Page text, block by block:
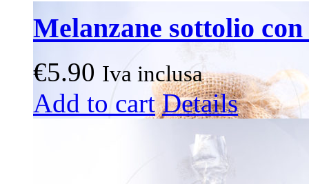
Melanzane sottolio
€5.90 Iva inclusa
Add to cart Details